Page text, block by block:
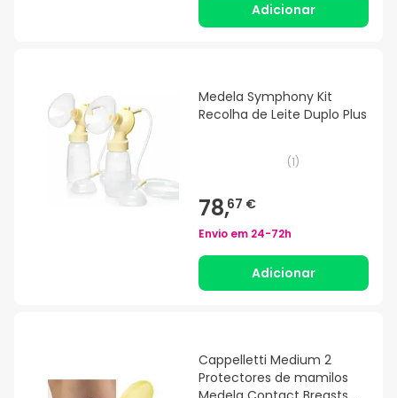
Adicionar
Medela Symphony Kit
Recolha de Leite Duplo Plus
(1)
78,67 €
Envio em 24-72h
Adicionar
Cappelletti Medium 2
Protectores de mamilos